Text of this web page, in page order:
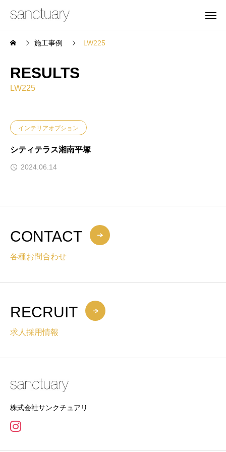
施工事例 LW225
RESULTS
LW225
インテリアオプション
シティテラス湘南平塚
2024.06.14
CONTACT
各種お問合わせ
RECRUIT
求人採用情報
株式会社サンクチュアリ